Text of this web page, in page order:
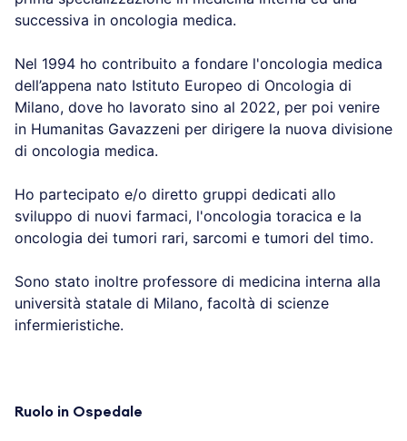
successiva in oncologia medica.
Nel 1994 ho contribuito a fondare l'oncologia medica
dell’appena nato Istituto Europeo di Oncologia di
Milano, dove ho lavorato sino al 2022, per poi venire
in Humanitas Gavazzeni per dirigere la nuova divisione
di oncologia medica.
Ho partecipato e/o diretto gruppi dedicati allo
sviluppo di nuovi farmaci, l'oncologia toracica e la
oncologia dei tumori rari, sarcomi e tumori del timo.
Sono stato inoltre professore di medicina interna alla
università statale di Milano, facoltà di scienze
infermieristiche.
Ruolo in Ospedale